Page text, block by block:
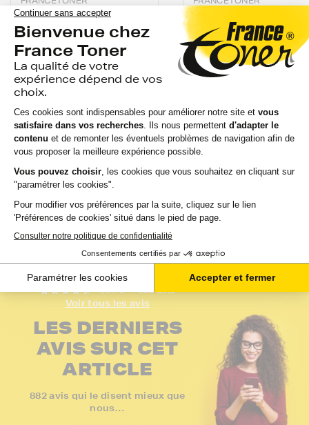
4,6 / 5 - 882 avis
Voir tous les avis
LES DERNIERS
AVIS SUR CET
ARTICLE
882 avis qui le disent mieux que
nous…
Pack de 4 cartouches
d'encre FranceToner
équivalent à EPSON
T0715 Série...
avis
LIVRAISON GRATUITE
15,83 € HT
19,00 € TTC
Ajouter au panier
Cartouche d'encre
FranceToner
équivalent à EPSON
T0712 Série
(C1...
EN STOCK GARANTIE 2 ANS
LIVRAISON
4,15 € HT
Ajouter au panier